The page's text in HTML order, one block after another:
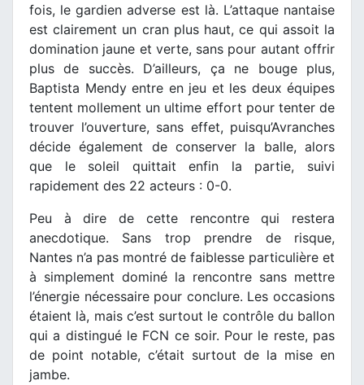
fois, le gardien adverse est là. L’attaque nantaise
est clairement un cran plus haut, ce qui assoit la
domination jaune et verte, sans pour autant offrir
plus de succès. D’ailleurs, ça ne bouge plus,
Baptista Mendy entre en jeu et les deux équipes
tentent mollement un ultime effort pour tenter de
trouver l’ouverture, sans effet, puisqu’Avranches
décide également de conserver la balle, alors
que le soleil quittait enfin la partie, suivi
rapidement des 22 acteurs : 0-0.
Peu à dire de cette rencontre qui restera
anecdotique. Sans trop prendre de risque,
Nantes n’a pas montré de faiblesse particulière et
à simplement dominé la rencontre sans mettre
l’énergie nécessaire pour conclure. Les occasions
étaient là, mais c’est surtout le contrôle du ballon
qui a distingué le FCN ce soir. Pour le reste, pas
de point notable, c’était surtout de la mise en
jambe.